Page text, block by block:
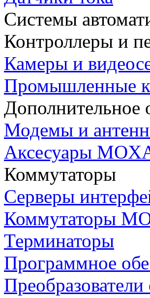
Системы
Контроллеры и
Камеры и
Промышленные
Дополнительное
Модемы и
Аксесуары
Коммутаторы
Серверы
Коммутаторы
Терминаторы
Программное
Преобразователи